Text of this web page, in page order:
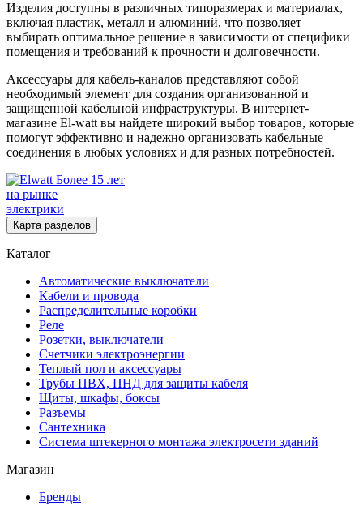
Изделия доступны в различных типоразмерах и материалах,
включая пластик, металл и алюминий, что позволяет
выбирать оптимальное решение в зависимости от специфики
помещения и требований к прочности и долговечности.
Аксессуары для кабель-каналов представляют собой
необходимый элемент для создания организованной и
защищенной кабельной инфраструктуры. В интернет-
магазине El-watt вы найдете широкий выбор товаров, которые
помогут эффективно и надежно организовать кабельные
соединения в любых условиях и для разных потребностей.
Более 15 лет
на рынке
электрики
Карта разделов
Каталог
Автоматические выключатели
Кабели и провода
Распределительные коробки
Реле
Розетки, выключатели
Счетчики электроэнергии
Теплый пол и аксессуары
Трубы ПВХ, ПНД для защиты кабеля
Щиты, шкафы, боксы
Разъемы
Сантехника
Система штекерного монтажа электросети зданий
Магазин
Бренды